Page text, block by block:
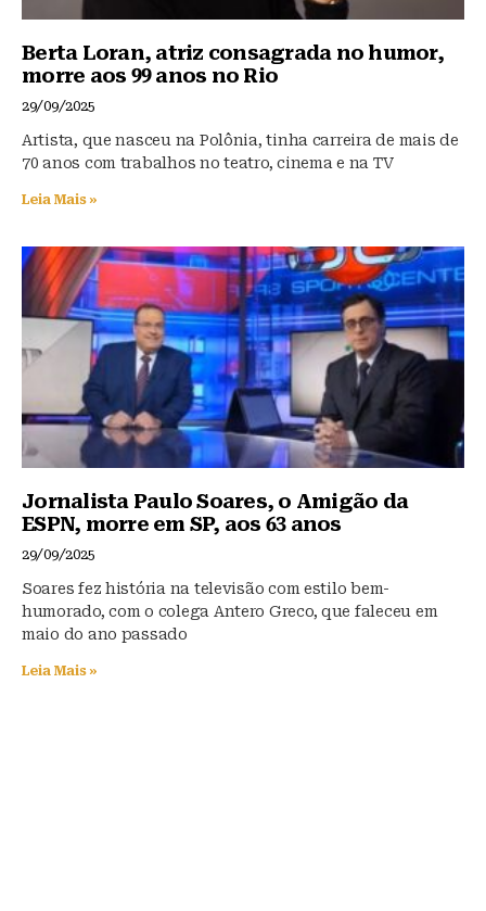
Berta Loran, atriz consagrada no humor,
morre aos 99 anos no Rio
29/09/2025
Artista, que nasceu na Polônia, tinha carreira de mais de
70 anos com trabalhos no teatro, cinema e na TV
Leia Mais »
Jornalista Paulo Soares, o Amigão da
ESPN, morre em SP, aos 63 anos
29/09/2025
Soares fez história na televisão com estilo bem-
humorado, com o colega Antero Greco, que faleceu em
maio do ano passado
Leia Mais »